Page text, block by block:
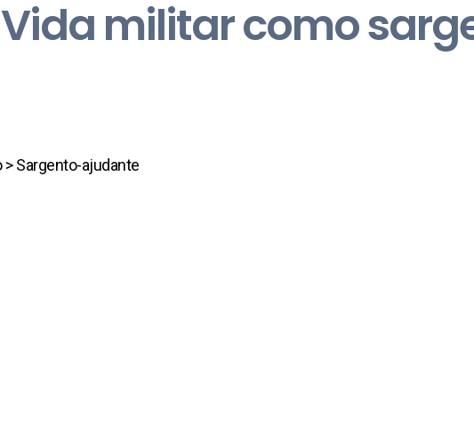
Vida militar como
> Sargento-ajudante